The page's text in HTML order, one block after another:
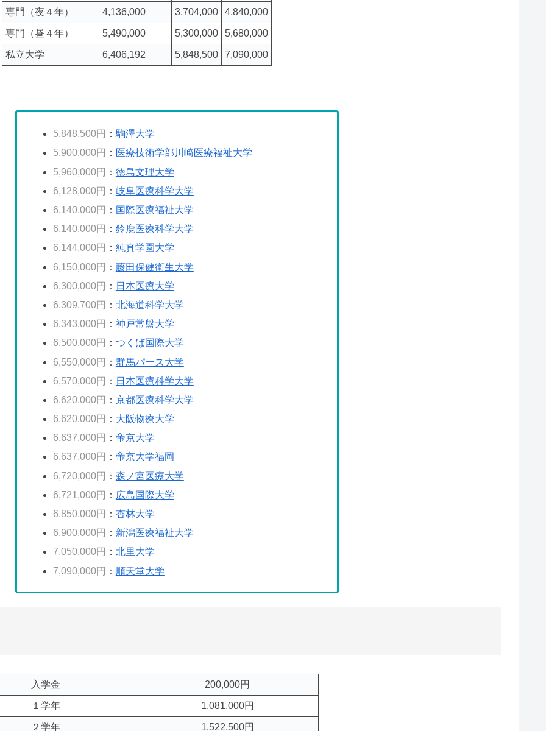
専門（夜４年） 4,136,000 3,704,000 4,840,000
専門（昼４年） 5,490,000 5,300,000 5,680,000
私立大学 6,406,192 5,848,500 7,090,000
5,848,500円 ： 駒澤大学
5,900,000円 ： 医療技術学部川崎医療福祉大学
5,960,000円 ： 徳島文理大学
6,128,000円 ： 岐阜医療科学大学
6,140,000円 ： 国際医療福祉大学
6,140,000円 ： 鈴鹿医療科学大学
6,144,000円 ： 純真学園大学
6,150,000円 ： 藤田保健衛生大学
6,300,000円 ： 日本医療大学
6,309,700円 ： 北海道科学大学
6,343,000円 ： 神戸常盤大学
6,500,000円 ： つくば国際大学
6,550,000円 ： 群馬パース大学
6,570,000円 ： 日本医療科学大学
6,620,000円 ： 京都医療科学大学
6,620,000円 ： 大阪物療大学
6,637,000円 ： 帝京大学
6,637,000円 ： 帝京大学福岡
6,720,000円 ： 森ノ宮医療大学
6,721,000円 ： 広島国際大学
6,850,000円 ： 杏林大学
6,900,000円 ： 新潟医療福祉大学
7,050,000円 ： 北里大学
7,090,000円 ： 順天堂大学
入学金 200,000円
１学年 1,081,000円
２学年 1,522,500円